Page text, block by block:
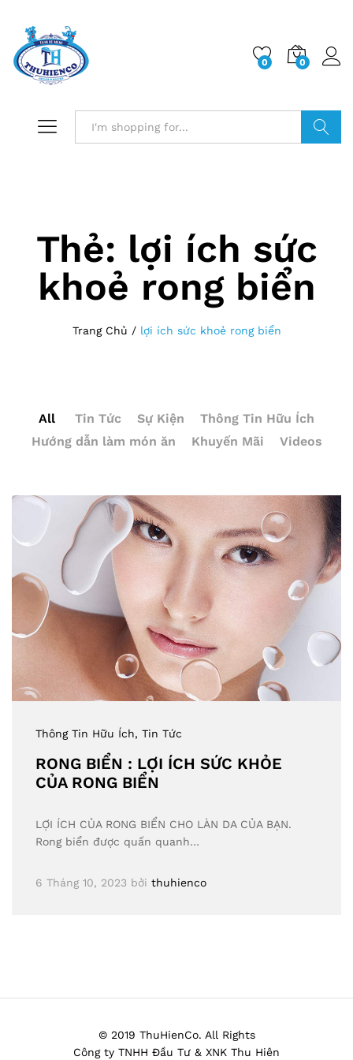
0 0
Thẻ: lợi ích sức
khoẻ rong biển
Trang Chủ / lợi ích sức khoẻ rong biển
All Tin Tức Sự Kiện
Thông Tin Hữu Ích
Hướng dẫn làm món ăn
Khuyến Mãi Videos
Thông Tin Hữu Ích, Tin Tức
RONG BIỂN : LỢI ÍCH SỨC KHỎE
CỦA RONG BIỂN
LỢI ÍCH CỦA RONG BIỂN CHO LÀN DA CỦA BẠN.
Rong biển được quấn quanh…
6 Tháng 10, 2023 bởi thuhienco
© 2019 ThuHienCo. All Rights
Công ty TNHH Đầu Tư & XNK Thu Hiên